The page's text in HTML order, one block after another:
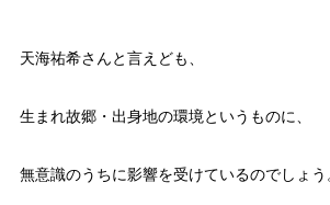
天海祐希さんと言えども、
生まれ故郷・出身地の環境というものに、
無意識のうちに影響を受けているのでしょう